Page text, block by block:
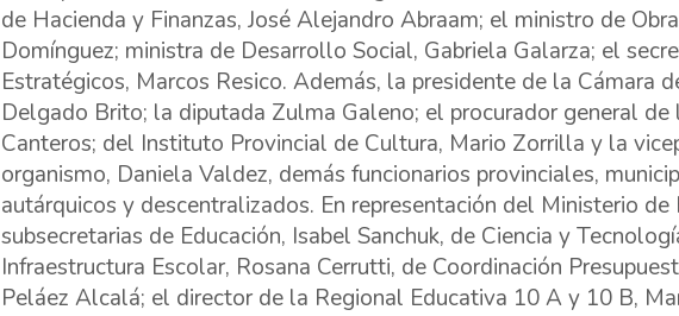
de Hacienda y Finanzas, José Alejandro Abraam; el ministro de
Domínguez; ministra de Desarrollo Social, Gabriela Galarza; el
Estratégicos, Marcos Resico. Además, la presidente de la Cámara
Delgado Brito; la diputada Zulma Galeno; el procurador general de
Canteros; del Instituto Provincial de Cultura, Mario Zorrilla y la
organismo, Daniela Valdez, demás funcionarios provinciales,
autárquicos y descentralizados. En representación del Ministerio de
subsecretarias de Educación, Isabel Sanchuk, de Ciencia y
Infraestructura Escolar, Rosana Cerrutti, de Coordinación
Peláez Alcalá; el director de la Regional Educativa 10 A y 10 B,